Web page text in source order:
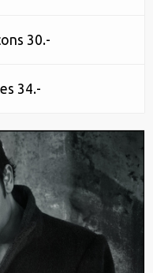
30.-
34.-